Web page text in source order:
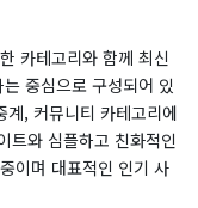
카테고리와 함께 최신
중심으로 구성되어 있
, 커뮤니티 카테고리에
트와 심플하고 친화적인
이며 대표적인 인기 사